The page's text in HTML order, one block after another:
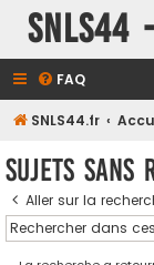
SNLS44
FAQ
SNLS44.fr
Sujets sans
Aller sur la